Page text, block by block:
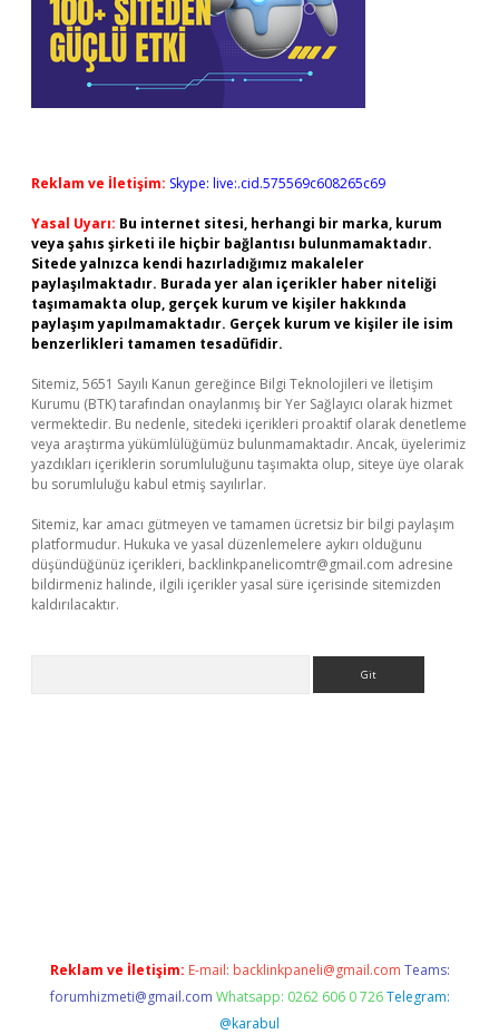
Reklam ve İletişim: Skype: live:.cid.575569c608265c69
Yasal Uyarı: Bu internet sitesi, herhangi bir marka, kurum
veya şahıs şirketi ile hiçbir bağlantısı bulunmamaktadır.
Sitede yalnızca kendi hazırladığımız makaleler
paylaşılmaktadır. Burada yer alan içerikler haber niteliği
taşımamakta olup, gerçek kurum ve kişiler hakkında
paylaşım yapılmamaktadır. Gerçek kurum ve kişiler ile isim
benzerlikleri tamamen tesadüfidir.
Sitemiz, 5651 Sayılı Kanun gereğince Bilgi Teknolojileri ve İletişim
Kurumu (BTK) tarafından onaylanmış bir Yer Sağlayıcı olarak hizmet
vermektedir. Bu nedenle, sitedeki içerikleri proaktif olarak denetleme
veya araştırma yükümlülüğümüz bulunmamaktadır. Ancak, üyelerimiz
yazdıkları içeriklerin sorumluluğunu taşımakta olup, siteye üye olarak
bu sorumluluğu kabul etmiş sayılırlar.
Sitemiz, kar amacı gütmeyen ve tamamen ücretsiz bir bilgi paylaşım
platformudur. Hukuka ve yasal düzenlemelere aykırı olduğunu
düşündüğünüz içerikleri, backlinkpanelicomtr@gmail.com adresine
bildirmeniz halinde, ilgili içerikler yasal süre içerisinde sitemizden
kaldırılacaktır.
Reklam ve İletişim: E-mail: backlinkpaneli@gmail.com Teams:
forumhizmeti@gmail.com Whatsapp: 0262 606 0 726 Telegram:
@karabul